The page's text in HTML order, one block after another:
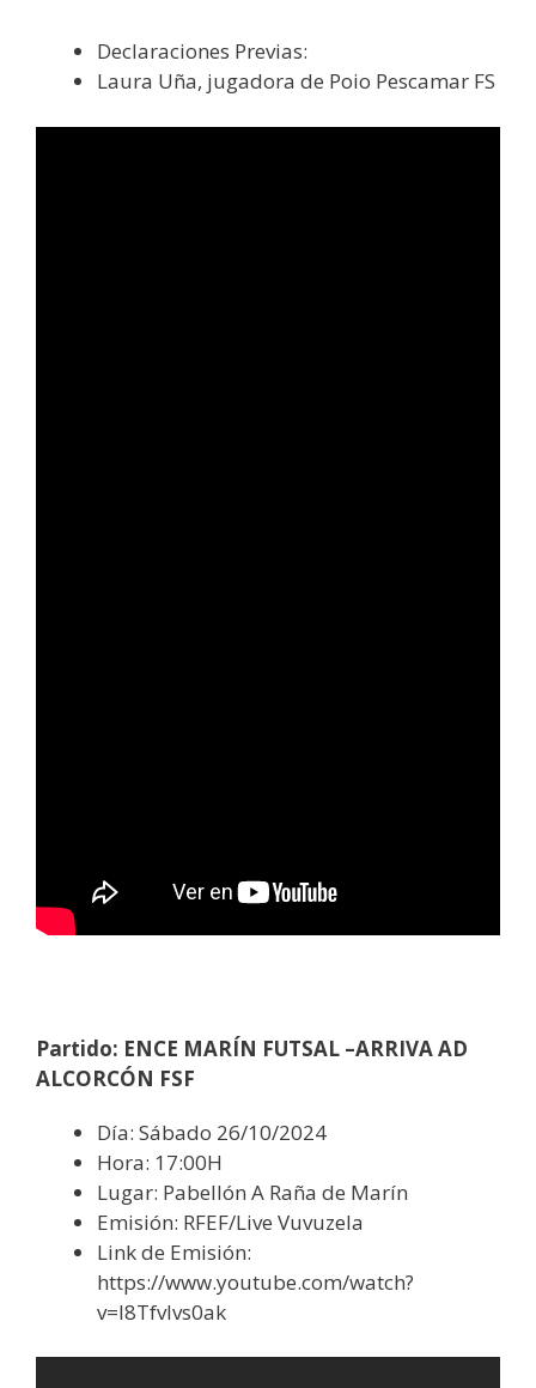
Declaraciones Previas:
Laura Uña, jugadora de Poio Pescamar FS
Partido: ENCE MARÍN FUTSAL –ARRIVA AD
ALCORCÓN FSF
Día: Sábado 26/10/2024
Hora: 17:00H
Lugar: Pabellón A Raña de Marín
Emisión: RFEF/Live Vuvuzela
Link de Emisión:
https://www.youtube.com/watch?
v=I8TfvIvs0ak